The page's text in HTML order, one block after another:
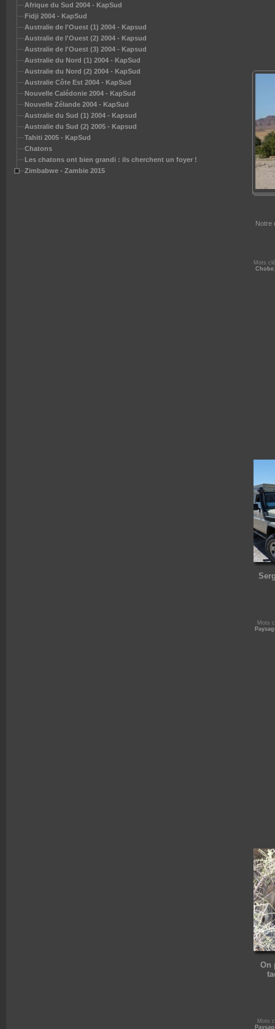
Afrique du Sud 2004 - KapSud
Fidji 2004 - KapSud
Australie de l'Ouest (1) 2004 - Kapsud
Australie de l'Ouest (2) 2004 - Kapsud
Australie de l'Ouest (3) 2004 - Kapsud
Australie du Nord (1) 2004 - KapSud
Australie du Nord (2) 2004 - KapSud
Australie Côte Est 2004 - KapSud
Nouvelle Calédonie 2004 - KapSud
Nouvelle Zélande 2004 - KapSud
Australie du Sud (1) 2004 - Kapsud
Australie du Sud (2) 2005 - Kapsud
Tahiti 2005 - KapSud
Chatons
Les chatons ont bien grandi : ils cherchent un foyer !
Zimbabwe - Zambie 2015
Notre
Mots
Chobe
Mots
On
Mots
cherchent un foyer !